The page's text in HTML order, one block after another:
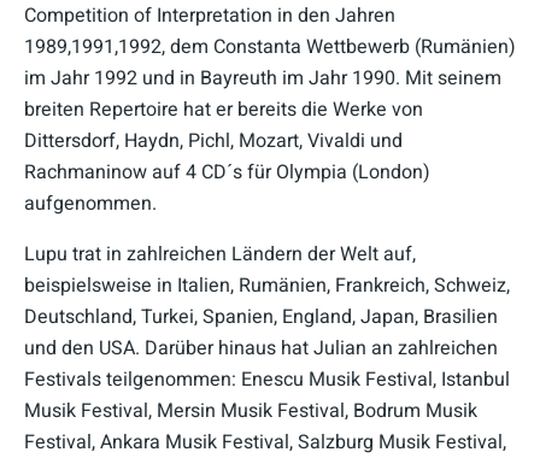
Competition of Interpretation in den Jahren
1989,1991,1992, dem Constanta Wettbewerb (Rumänien)
im Jahr 1992 und in Bayreuth im Jahr 1990. Mit seinem
breiten Repertoire hat er bereits die Werke von
Dittersdorf, Haydn, Pichl, Mozart, Vivaldi und
Rachmaninow auf 4 CD´s für Olympia (London)
aufgenommen.
Lupu trat in zahlreichen Ländern der Welt auf,
beispielsweise in Italien, Rumänien, Frankreich, Schweiz,
Deutschland, Turkei, Spanien, England, Japan, Brasilien
und den USA. Darüber hinaus hat Julian an zahlreichen
Festivals teilgenommen: Enescu Musik Festival, Istanbul
Musik Festival, Mersin Musik Festival, Bodrum Musik
Festival, Ankara Musik Festival, Salzburg Musik Festival,